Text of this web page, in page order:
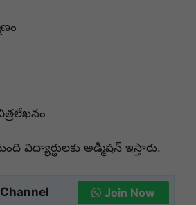
విద్యార్థులకు అడ్మిషన్ ఇస్తారు.
Join Now